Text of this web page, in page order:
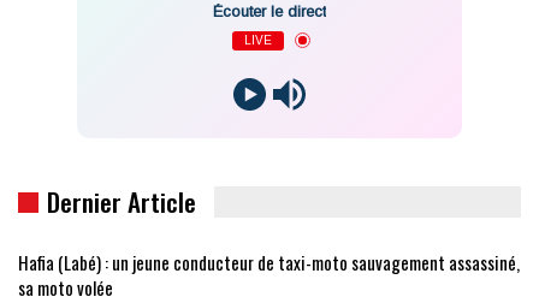
Écouter le direct
LIVE
Dernier Article
Hafia (Labé) : un jeune conducteur de taxi-moto sauvagement assassiné,
sa moto volée